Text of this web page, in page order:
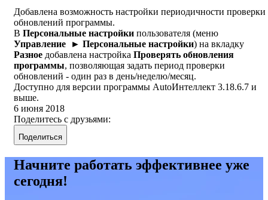
Добавлена возможность настройки периодичности проверки
обновлений программы.
В Персональные настройки пользователя (меню
Управление ► Персональные настройки) на вкладку
Разное добавлена настройка Проверять обновления
программы, позволяющая задать период проверки
обновлений - один раз в день/неделю/месяц.
Доступно для версии программы AutoИнтеллект 3.18.6.7 и
выше.
6 июня 2018
Поделитесь с друзьями:
Поделиться
Начните работать эффективнее уже
сегодня!